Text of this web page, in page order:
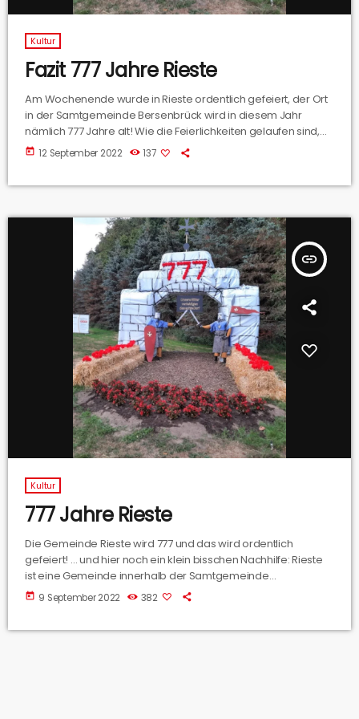
Kultur
Fazit 777 Jahre Rieste
Am Wochenende wurde in Rieste ordentlich gefeiert, der Ort
in der Samtgemeinde Bersenbrück wird in diesem Jahr
nämlich 777 Jahre alt! Wie die Feierlichkeiten gelaufen sind,
hat uns der Bürgermeister von Rieste Christian Scholüke
verraten.
today 12 September 2022 137
insert_link
Kultur
777 Jahre Rieste
Die Gemeinde Rieste wird 777 und das wird ordentlich
gefeiert! … und hier noch ein klein bisschen Nachhilfe: Rieste
ist eine Gemeinde innerhalb der Samtgemeinde
Bersenbrück, grenzt an Bramsche, Alfhausen, Bersenbrück
und Gehrde und hat aktuell knapp 3800 Einwohner. Wir haben
today 9 September 2022 382